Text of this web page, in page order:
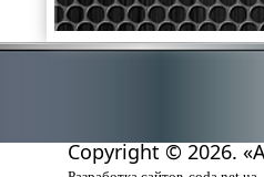
Copyright © 2026.